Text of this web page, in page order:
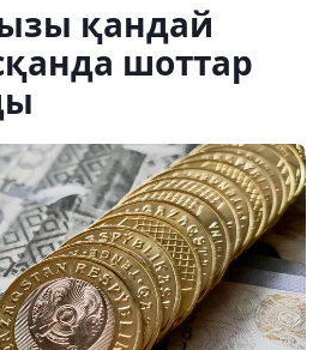
қандай
шоттар